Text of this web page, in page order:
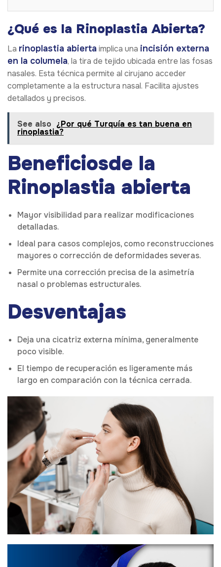
¿Qué es la Rinoplastia Abierta?
La rinoplastia abiertaimplica una incisión externa
en la columela, la tira de tejido ubicada entre las fosas
nasales. Esta técnica permite al cirujano acceder
completamente a la estructura nasal. Facilita ajustes
detallados y precisos.
See also ¿Por qué Turquía es tan buena en
rinoplastia?
Beneficiosde la
Rinoplastia abierta
Mayor visibilidad para realizar modificaciones
detalladas.
Ideal para casos complejos, como reconstrucciones
mayores o corrección de deformidades severas.
Permite una corrección precisa de la asimetría
nasal o problemas estructurales.
Desventajas
Deja una cicatriz externa mínima, generalmente
poco visible.
El tiempo de recuperación es ligeramente más
largo en comparación con la técnica cerrada.